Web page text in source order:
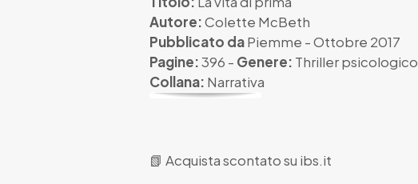
Autore:Colette McBeth
Pubblicato daPiemme - Ottobre 2017
Pagine:396 - Genere: Thriller psicologico
Collana: Narrativa
📗 Acquista scontato su ibs.it